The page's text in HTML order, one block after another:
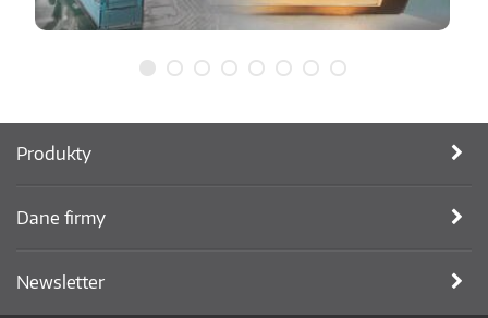
Produkty
Dane firmy
Newsletter